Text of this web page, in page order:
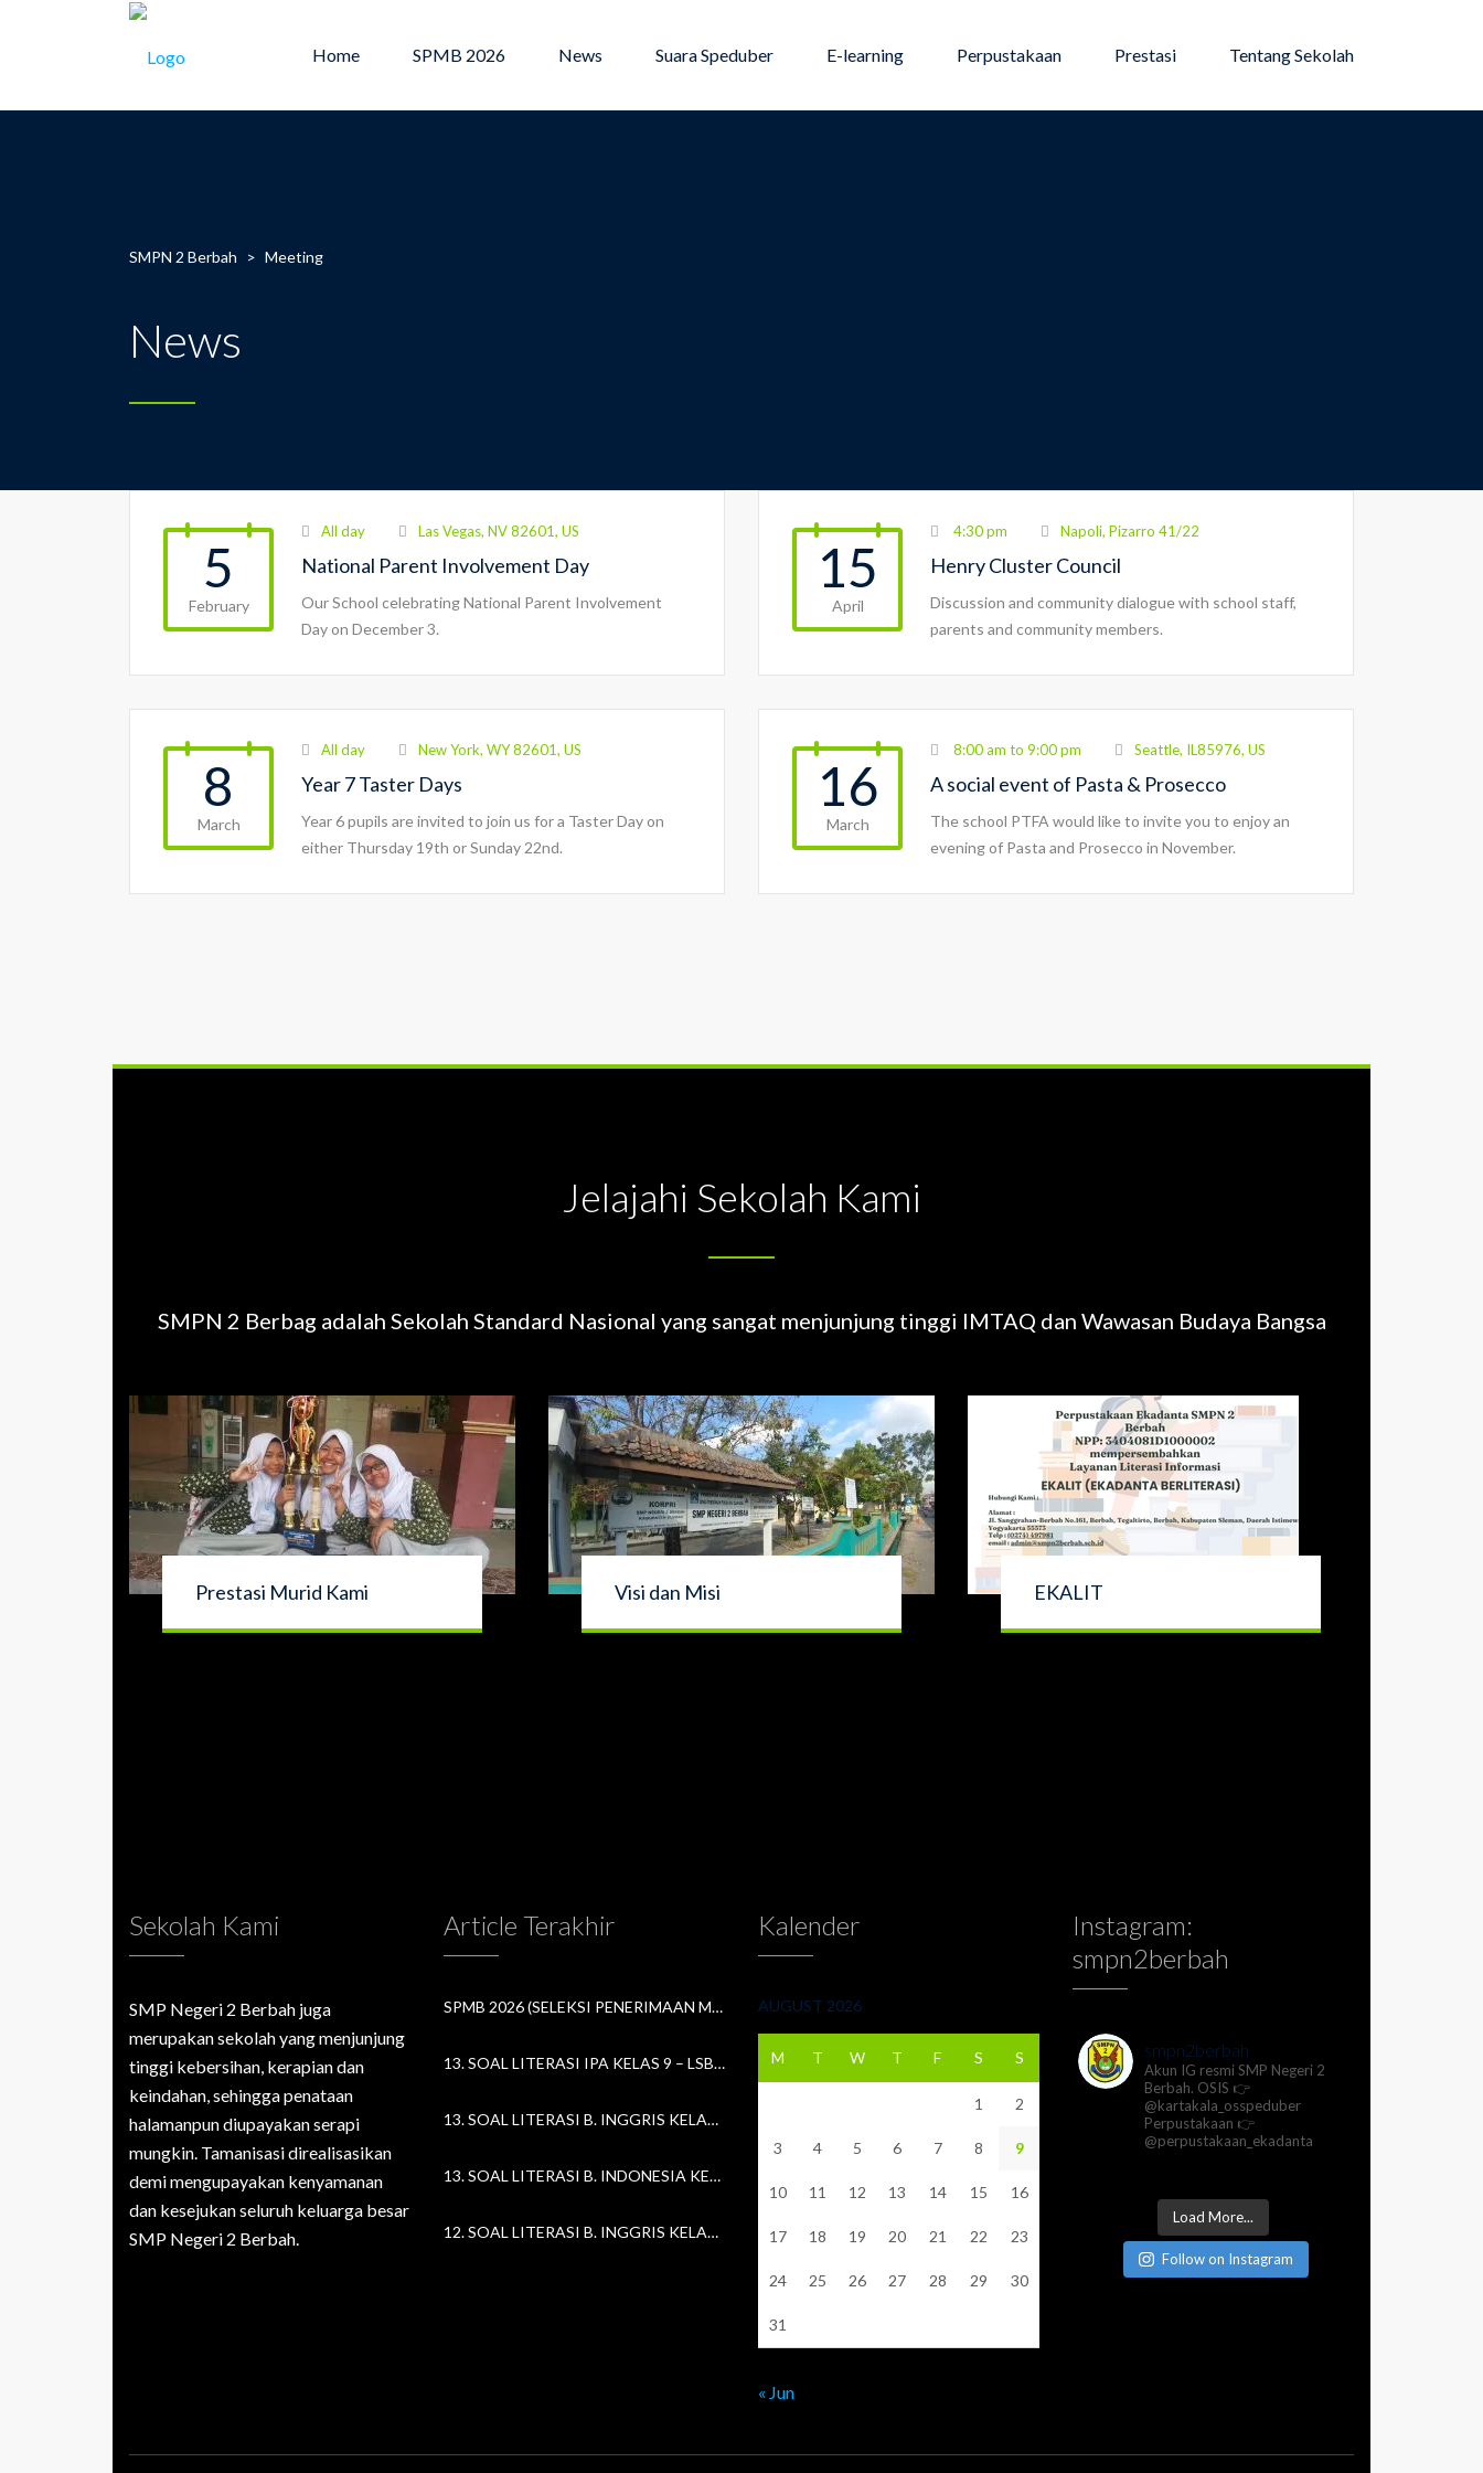
Home SPMB 2026 News Suara Speduber E-learning Perpustakaan Prestasi Tentang Sekolah
SMPN 2 Berbah > Meeting
News
5
February
All day Las Vegas, NV 82601, US
National Parent Involvement Day
Our School celebrating National Parent Involvement
Day on December 3.
15
April
4:30 pm Napoli, Pizarro 41/22
Henry Cluster Council
Discussion and community dialogue with school staff,
parents and community members.
8
March
All day New York, WY 82601, US
Year 7 Taster Days
Year 6 pupils are invited to join us for a Taster Day on
either Thursday 19th or Sunday 22nd.
16
March
8:00 am to 9:00 pm Seattle, IL85976, US
A social event of Pasta & Prosecco
The school PTFA would like to invite you to enjoy an
evening of Pasta and Prosecco in November.
Jelajahi Sekolah Kami
SMPN 2 Berbag adalah Sekolah Standard Nasional yang sangat menjunjung tinggi IMTAQ dan Wawasan Budaya Bangsa
Prestasi Murid Kami Visi dan Misi EKALIT
Sekolah Kami
SMP Negeri 2 Berbah juga
merupakan sekolah yang menjunjung
tinggi kebersihan, kerapian dan
keindahan, sehingga penataan
halamanpun diupayakan serapi
mungkin. Tamanisasi direalisasikan
demi mengupayakan kenyamanan
dan kesejukan seluruh keluarga besar
SMP Negeri 2 Berbah.
Article Terakhir
SPMB 2026 (SELEKSI PENERIMAAN MURID BARU)
13. SOAL LITERASI IPA KELAS 9 – LSBLB MKKS #3 (18 APRIL 2026)
13. SOAL LITERASI B. INGGRIS KELAS 8 – LSBLB MKKS #3 (18 APRIL 2026)
13. SOAL LITERASI B. INDONESIA KELAS 7 – LSBLB MKKS #3 (18 APRIL 2026)
12. SOAL LITERASI B. INGGRIS KELAS 9 – LSBLB MKKS #3 (11 APRIL 2026)
Kalender
AUGUST 2026
M T W T F S S
1 2
3 4 5 6 7 8 9
10 11 12 13 14 15 16
17 18 19 20 21 22 23
24 25 26 27 28 29 30
31
« Jun
Instagram:
smpn2berbah
smpn2berbah
Akun IG resmi SMP Negeri 2
Berbah. OSIS 👉
@kartakala_osspeduber
Perpustakaan 👉
@perpustakaan_ekadanta
Load More...
Follow on Instagram